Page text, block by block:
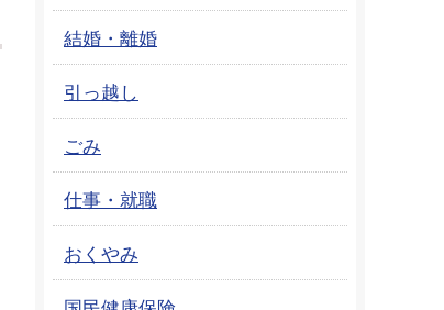
結婚・離婚
引っ越し
ごみ
仕事・就職
おくやみ